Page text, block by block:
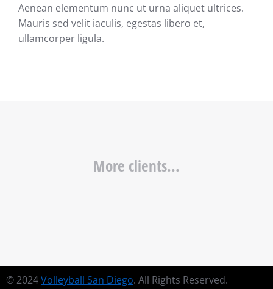
Aenean elementum nunc ut urna aliquet ultrices.
Mauris sed velit iaculis, egestas libero et,
ullamcorper ligula.
More clients...
© 2024Volleyball San Diego. All Rights Reserved.